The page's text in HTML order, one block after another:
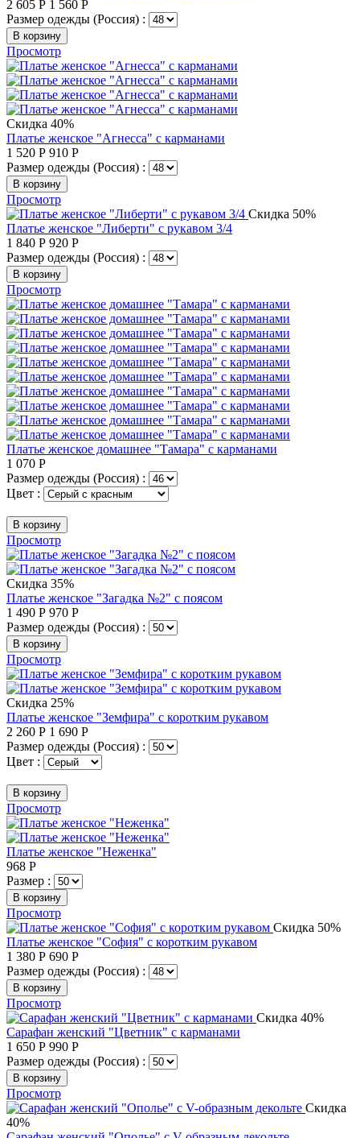
2 605 Р 1 560 Р
Размер одежды (Россия) :
В корзину
Просмотр
Скидка 40%
Платье женское "Агнесса" с карманами
1 520 Р 910 Р
Размер одежды (Россия) :
В корзину
Просмотр
Скидка 50%
Платье женское "Либерти" с рукавом 3/4
1 840 Р 920 Р
Размер одежды (Россия) :
В корзину
Просмотр
Платье женское домашнее "Тамара" с карманами
1 070 Р
Размер одежды (Россия) :
Цвет :
В корзину
Просмотр
Скидка 35%
Платье женское "Загадка №2" с поясом
1 490 Р 970 Р
Размер одежды (Россия) :
В корзину
Просмотр
Скидка 25%
Платье женское "Земфира" с коротким рукавом
2 260 Р 1 690 Р
Размер одежды (Россия) :
Цвет :
В корзину
Просмотр
Платье женское "Неженка"
968 Р
Размер :
В корзину
Просмотр
Скидка 50%
Платье женское "София" с коротким рукавом
1 380 Р 690 Р
Размер одежды (Россия) :
В корзину
Просмотр
Скидка 40%
Сарафан женский "Цветник" с карманами
1 650 Р 990 Р
Размер одежды (Россия) :
В корзину
Просмотр
Скидка
40%